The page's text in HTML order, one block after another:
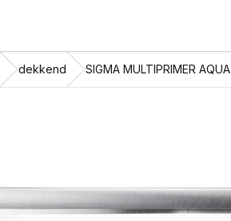
dekkend SIGMA MULTIPRIMER AQUA